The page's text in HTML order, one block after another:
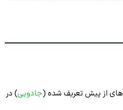
های از پیش تعریف شده (جادویی) در